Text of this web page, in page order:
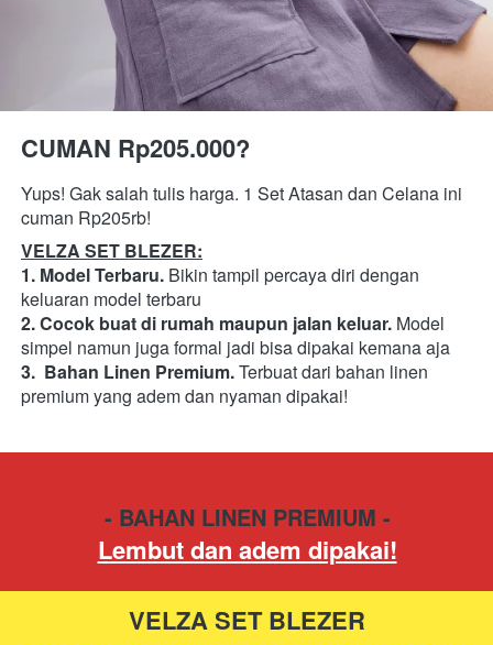
CUMAN Rp205.000?
Yups! Gak salah tulis harga. 1 Set Atasan dan Celana ini
cuman Rp205rb!
VELZA SET BLEZER:
1. Model Terbaru. Bikin tampil percaya diri dengan
keluaran model terbaru
2. Cocok buat di rumah maupun jalan keluar. Model
simpel namun juga formal jadi bisa dipakai kemana aja
3. Bahan Linen Premium. Terbuat dari bahan linen
premium yang adem dan nyaman dipakai!
- BAHAN LINEN PREMIUM -
Lembut dan adem dipakai!
VELZA SET BLEZER